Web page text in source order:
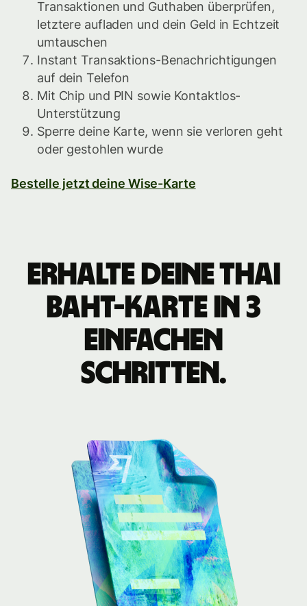
Transaktionen und Guthaben überprüfen,
letztere aufladen und dein Geld in Echtzeit
umtauschen
Instant Transaktions-Benachrichtigungen
auf dein Telefon
Mit Chip und PIN sowie Kontaktlos-
Unterstützung
Sperre deine Karte, wenn sie verloren geht
oder gestohlen wurde
Bestelle jetzt deine Wise-Karte
Erhalte deine Thai
Baht-Karte in 3
einfachen
Schritten.